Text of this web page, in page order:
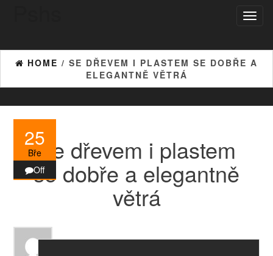
HOME / SE DŘEVEM I PLASTEM SE DOBŘE A
ELEGANTNĚ VĚTRÁ
25
Bře
Off
Se dřevem i plastem
se dobře a elegantně
větrá